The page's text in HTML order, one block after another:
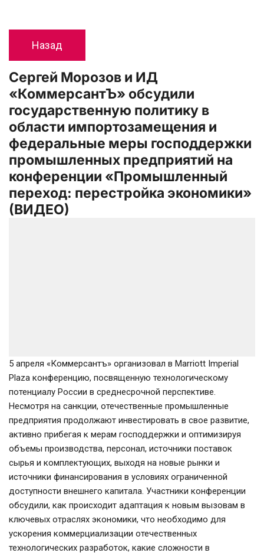
Назад
Сергей Морозов и ИД
«КоммерсантЪ» обсудили
государственную политику в
области импортозамещения и
федеральные меры господдержки
промышленных предприятий на
конференции «Промышленный
переход: перестройка экономики»
(ВИДЕО)
5 апреля «Коммерсантъ» организовал в Marriott Imperial
Plaza конференцию, посвященную технологическому
потенциалу России в среднесрочной перспективе.
Несмотря на санкции, отечественные промышленные
предприятия продолжают инвестировать в свое развитие,
активно прибегая к мерам господдержки и оптимизируя
объемы производства, персонал, источники поставок
сырья и комплектующих, выходя на новые рынки и
источники финансирования в условиях ограниченной
доступности внешнего капитала. Участники конференции
обсудили, как происходит адаптация к новым вызовам в
ключевых отраслях экономики, что необходимо для
ускорения коммерциализации отечественных
технологических разработок, какие сложности в